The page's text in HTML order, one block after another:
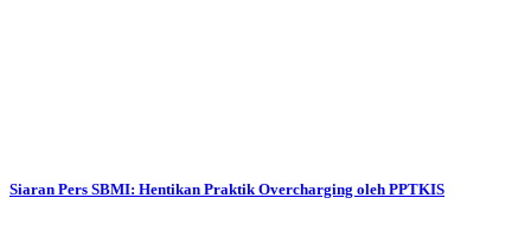
Siaran Pers SBMI: Hentikan Praktik Overcharging oleh PPTKIS